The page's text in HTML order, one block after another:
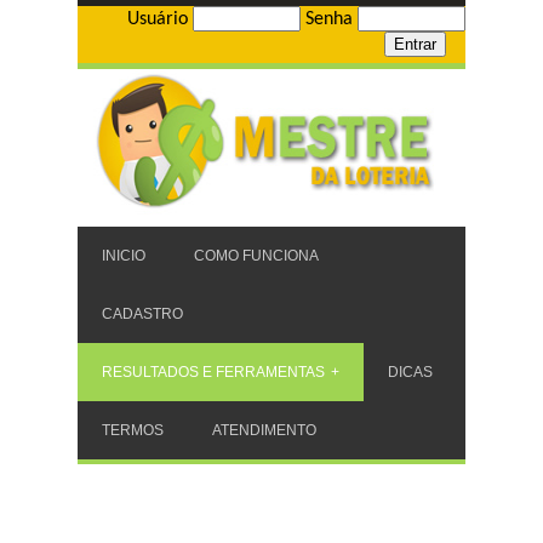
Usuário Senha
INICIO COMO FUNCIONA
CADASTRO
RESULTADOS E FERRAMENTAS DICAS
TERMOS ATENDIMENTO